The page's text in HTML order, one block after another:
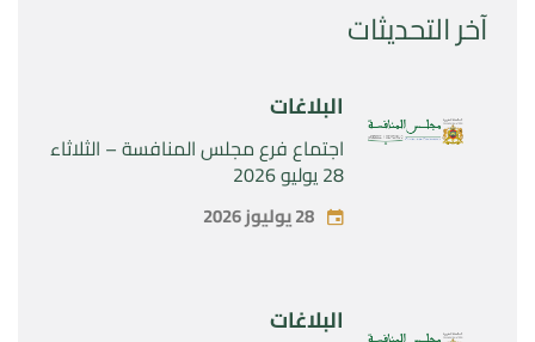
آخر التحديثات
البلاغات
اجتماع فرع مجلس المنافسة – الثلاثاء
28 يوليو 2026
28 يوليوز 2026
البلاغات